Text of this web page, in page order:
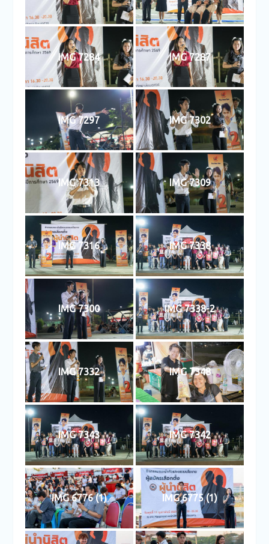
IMG 7284 IMG 7287
IMG 7297 IMG 7302
IMG 7313 IMG 7309
IMG 7316 IMG 7338
IMG 7300 IMG 7338-2
IMG 7332 IMG 7348
IMG 7343 IMG 7342
IMG 6776 (1) IMG 6775 (1)